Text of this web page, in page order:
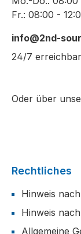
Fr.: 08:00 -
info@2nd-
24/7 erreichbar
Oder über
Rechtliches
Hinweis
Hinweis
Allgemeine